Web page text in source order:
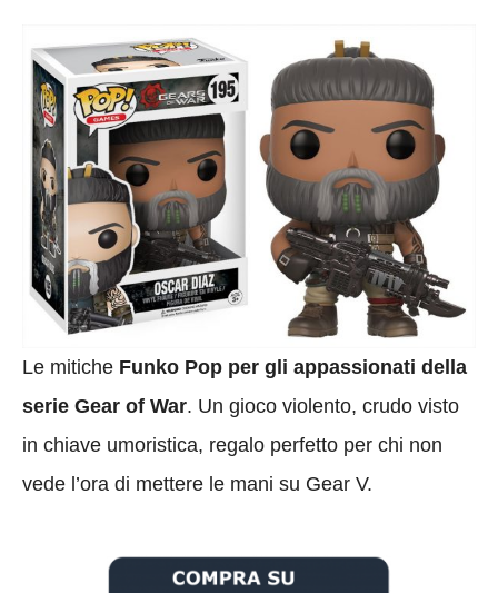
Le mitiche Funko Pop per gli appassionati della
serie Gear of War. Un gioco violento, crudo visto
in chiave umoristica, regalo perfetto per chi non
vede l’ora di mettere le mani su Gear V.